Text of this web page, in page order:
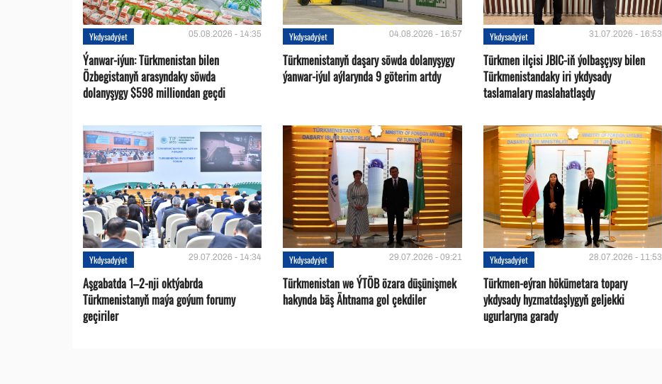
Ykdysadyýet 05.08.2026 - 14:35
Ýanwar-iýun: Türkmenistan bilen
Özbegistanyň arasyndaky söwda
dolanyşygy $598 milliondan geçdi
Ykdysadyýet 04.08.2026 - 16:57
Türkmenistanyň daşary söwda dolanyşygy
ýanwar-iýul aýlarynda 9 göterim artdy
Ykdysadyýet 31.07.2026 - 16:53
Türkmen ilçisi JBIC-iň ýolbaşçysy bilen
Türkmenistandaky iri ykdysady
taslamalary maslahatlaşdy
Ykdysadyýet 29.07.2026 - 14:34
Aşgabatda 1–2-nji oktýabrda
Türkmenistanyň maýa goýum forumy
geçiriler
Ykdysadyýet 29.07.2026 - 09:21
Türkmenistan we ÝTÖB özara düşünişmek
hakynda bäş Ähtnama gol çekdiler
Ykdysadyýet 28.07.2026 - 11:53
Türkmen-eýran hökümetara topary
ykdysady hyzmatdaşlygyň geljekki
ugurlaryna garady